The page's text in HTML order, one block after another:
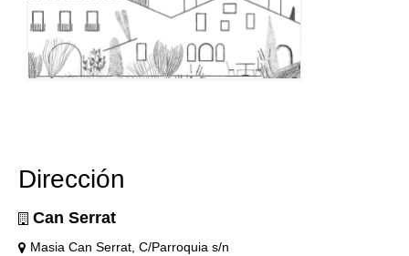
Dirección
Can Serrat
Masia Can Serrat, C/Parroquia s/n